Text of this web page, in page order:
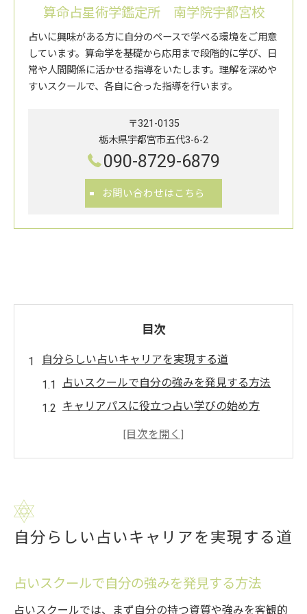
算命占星術学鑑定所 南学院宇都宮校
占いに興味がある方に自分のペースで学べる環境をご用意
しています。算命学を基礎から応用まで段階的に学び、日
常や人間関係に活かせる指導をいたします。理解を深めや
すいスクールで、各自に合った指導を行います。
〒321-0135
栃木県宇都宮市五代3-6-2
090-8729-6879
お問い合わせはこちら
目次
自分らしい占いキャリアを実現する道
占いスクールで自分の強みを発見する方法
キャリアパスに役立つ占い学びの始め方
未経験から占いスクールで新たな一歩を踏
占いスクールで叶える未来設計のコツ
夢を実現するための占いスクール活用術
占いスクールで描く理想のキャリアパス戦
自分らしい占いキャリアを実現する道
占いスクールで自分の強みを発見する方法
占いスクールでは、まず自分の持つ資質や強みを客観的